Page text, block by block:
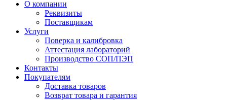
О компании
Реквизиты
Поставщикам
Услуги
Поверка и калибровка
Аттестация лабораторий
Производство СОП/ПЭП
Контакты
Покупателям
Доставка товаров
Возврат товара и гарантия